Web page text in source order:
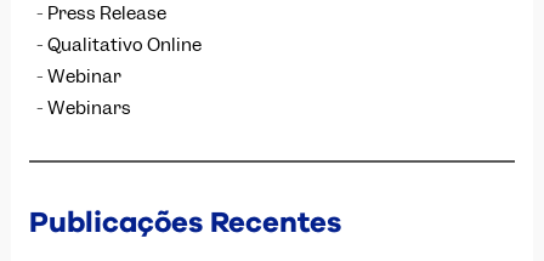
Press Release
Qualitativo Online
Webinar
Webinars
Publicações Recentes